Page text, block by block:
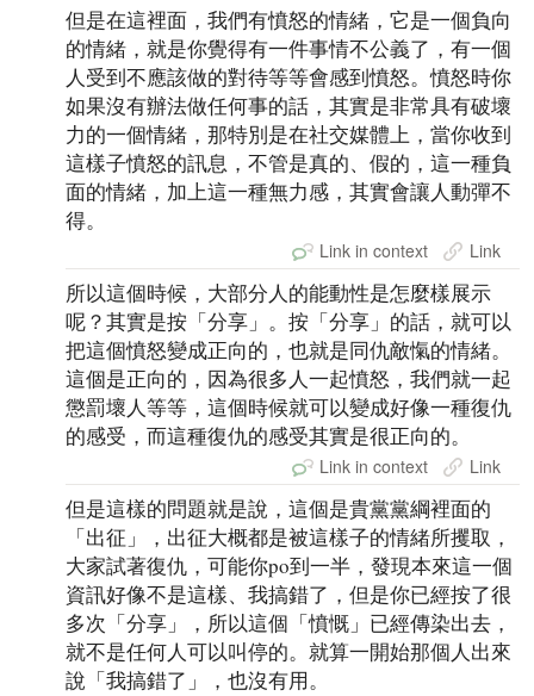
但是在這裡面，我們有憤怒的情緒，它是一個負向
的情緒，就是你覺得有一件事情不公義了，有一個
人受到不應該做的對待等等會感到憤怒。憤怒時你
如果沒有辦法做任何事的話，其實是非常具有破壞
力的一個情緒，那特別是在社交媒體上，當你收到
這樣子憤怒的訊息，不管是真的、假的，這一種負
面的情緒，加上這一種無力感，其實會讓人動彈不
得。
Link in context Link
所以這個時候，大部分人的能動性是怎麼樣展示
呢？其實是按「分享」。按「分享」的話，就可以
把這個憤怒變成正向的，也就是同仇敵愾的情緒。
這個是正向的，因為很多人一起憤怒，我們就一起
懲罰壞人等等，這個時候就可以變成好像一種復仇
的感受，而這種復仇的感受其實是很正向的。
Link in context Link
但是這樣的問題就是說，這個是貴黨黨綱裡面的
「出征」，出征大概都是被這樣子的情緒所攫取，
大家試著復仇，可能你po到一半，發現本來這一個
資訊好像不是這樣、我搞錯了，但是你已經按了很
多次「分享」，所以這個「憤慨」已經傳染出去，
就不是任何人可以叫停的。就算一開始那個人出來
說「我搞錯了」，也沒有用。